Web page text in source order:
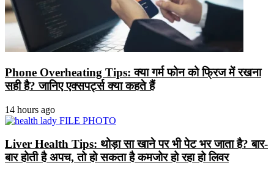
Phone Overheating Tips: क्या गर्म फोन को फ्रिज में रखना
सही है? जानिए एक्सपर्ट्स क्या कहते हैं
14 hours ago
Liver Health Tips: थोड़ा सा खाने पर भी पेट भर जाता है? बार-
बार होती है अपच, तो हो सकता है कमजोर हो रहा हो लिवर